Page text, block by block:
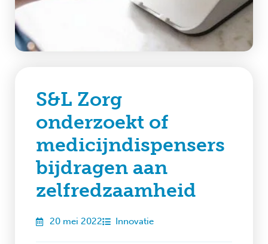
S&L Zorg
onderzoekt of
medicijndispensers
bijdragen aan
zelfredzaamheid
20 mei 2022 Innovatie